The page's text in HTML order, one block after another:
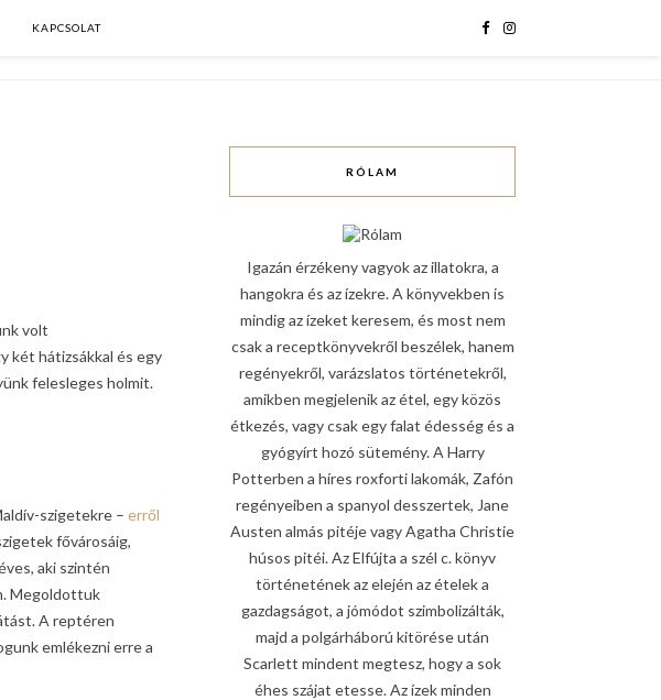
KAPCSOLAT
volt
két hátizsákkal és egy
felesleges holmit.
szigetekre – erről
fővárosáig,
aki szintén
Megoldottuk
A reptéren
emlékezni erre a
RÓLAM
Igazán érzékeny vagyok az illatokra, a
hangokra és az ízekre. A könyvekben is
mindig az ízeket keresem, és most nem
csak a receptkönyvekről beszélek, hanem
regényekről, varázslatos történetekről,
amikben megjelenik az étel, egy közös
étkezés, vagy csak egy falat édesség és a
gyógyírt hozó sütemény. A Harry
Potterben a híres roxforti lakomák, Zafón
regényeiben a spanyol desszertek, Jane
Austen almás pitéje vagy Agatha Christie
húsos pitéi. Az Elfújta a szél c. könyv
történetének az elején az ételek a
gazdagságot, a jómódot szimbolizálták,
majd a polgárháború kitörése után
Scarlett mindent megtesz, hogy a sok
éhes szájat etesse. Az ízek minden